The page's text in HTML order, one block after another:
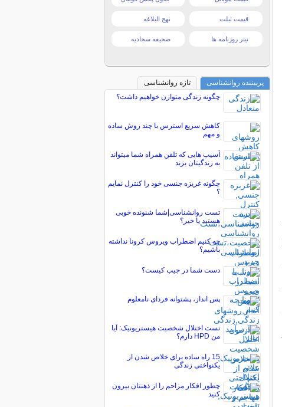
قیمت تبلت نهج البلاغه
تیتر روزنامه ها صحیفه سجادیه
پربیننده روانشناسی
تازه روانشناسی
چگونه زندگی متوازن خواهیم داشت؟
کاهش سریع استرس با چند روش ساده
و مهم
آسیب هایی که تلفن همراه شما میتواند
به زندگیتان بزند
چگونه غریزه جنسی خود را کنترل نمایم
؟
تست روانشناسی|شما شنونده خوبی
هستید یا خیر؟
چه کنیم اضطراب ویروس کرونا نداشته
باشیم؟
دست شما در جیب کیست؟
پس انداز، پشتوانه فردای نامعلوم
تست اختلال شخصیت هیستریونیک: آیا
من HPD دارم؟
15 راه ساده برای خلاص شدن از
یکنواختی زندگی
چطور افکار مزاحم را از ذهنتان بیرون
کنید